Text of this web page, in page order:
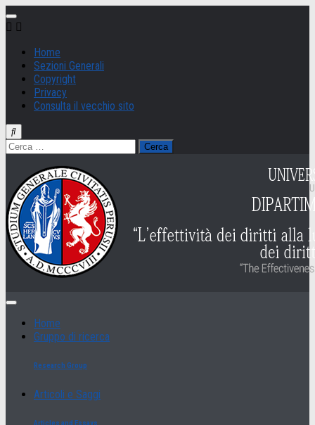
Salta
al
Home
Sezioni Generali
Copyright
Privacy
Consulta il vecchio sito
Ricerca
per:
Home
Gruppo di ricerca
Research Group
Articoli e Saggi